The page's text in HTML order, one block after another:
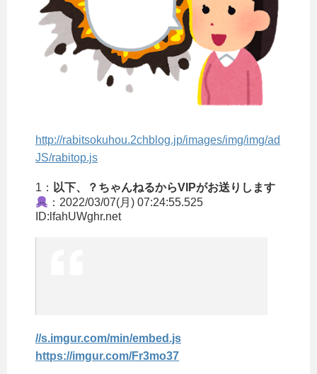
http://rabitsokuhou.2chblog.jp/images/img/img/ad
JS/rabitop.js
1： 以下、？ちゃんねるからVIPがお送りします
：2022/03/07(月) 07:24:55.525
ID:lfahUWghr.net
//s.imgur.com/min/embed.js
https://imgur.com/Fr3mo37